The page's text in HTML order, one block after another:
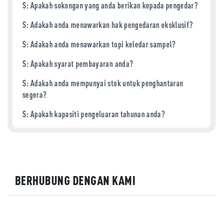
S: Apakah sokongan yang anda berikan kepada pengedar?
S: Adakah anda menawarkan hak pengedaran eksklusif?
S: Adakah anda menawarkan topi keledar sampel?
S: Apakah syarat pembayaran anda?
S: Adakah anda mempunyai stok untuk penghantaran
segera?
S: Apakah kapasiti pengeluaran tahunan anda?
BERHUBUNG DENGAN KAMI